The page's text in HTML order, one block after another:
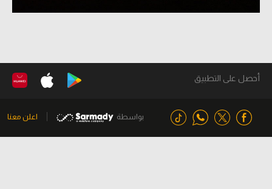
أحصل على التطبيق
بواسطة اعلن معنا